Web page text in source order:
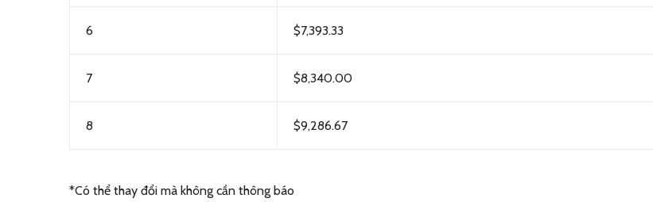
6 $7,393.33
7 $8,340.00
8 $9,286.67
*Có thể thay đổi mà không cần thông báo